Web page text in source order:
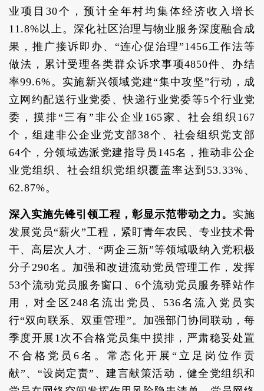
业项目30个，预计全年村均集体经济收入增长
11.8%以上。深化社区治理与物业服务深度融合成
果，推广接诉即办、“连心促治理”1456工作法等
做法，累计受理各类群众诉求事项4850件、办结
率99.6%。实施新兴领域党建“集中攻坚”行动，成
立网约配送行业党委、快递行业党委等5个行业党
委，摸排“三有”非公企业165家、社会组织167
个，组建非公企业党支部38个、社会组织党支部
64个，分领域选派党建指导员145名，推动非公企
业党组织、社会组织党组织覆盖率达到53.33%、
62.87%。
深入实施先锋引领工程，彰显示范带动之力。 实施
发展党员“薪火”工程，紧盯青年农民、专业技术骨
干、高层次人才、“两企三新”等领域吸纳入党积极
分子290名。加强和改进流动党员管理工作，发挥
53个流动党员服务窗口、6个流动党员服务驿站作
用，对全区248名流出党员、536名流入党员实
行“双向联系、双重管理”。加强部门协同联动，每
季度开展1次不合格党员集中摸排，严肃稳妥处置
不合格党员6名。常态化开展“立足岗位作贡
献”、“设岗定责”、建言献策活动，健全党组织和